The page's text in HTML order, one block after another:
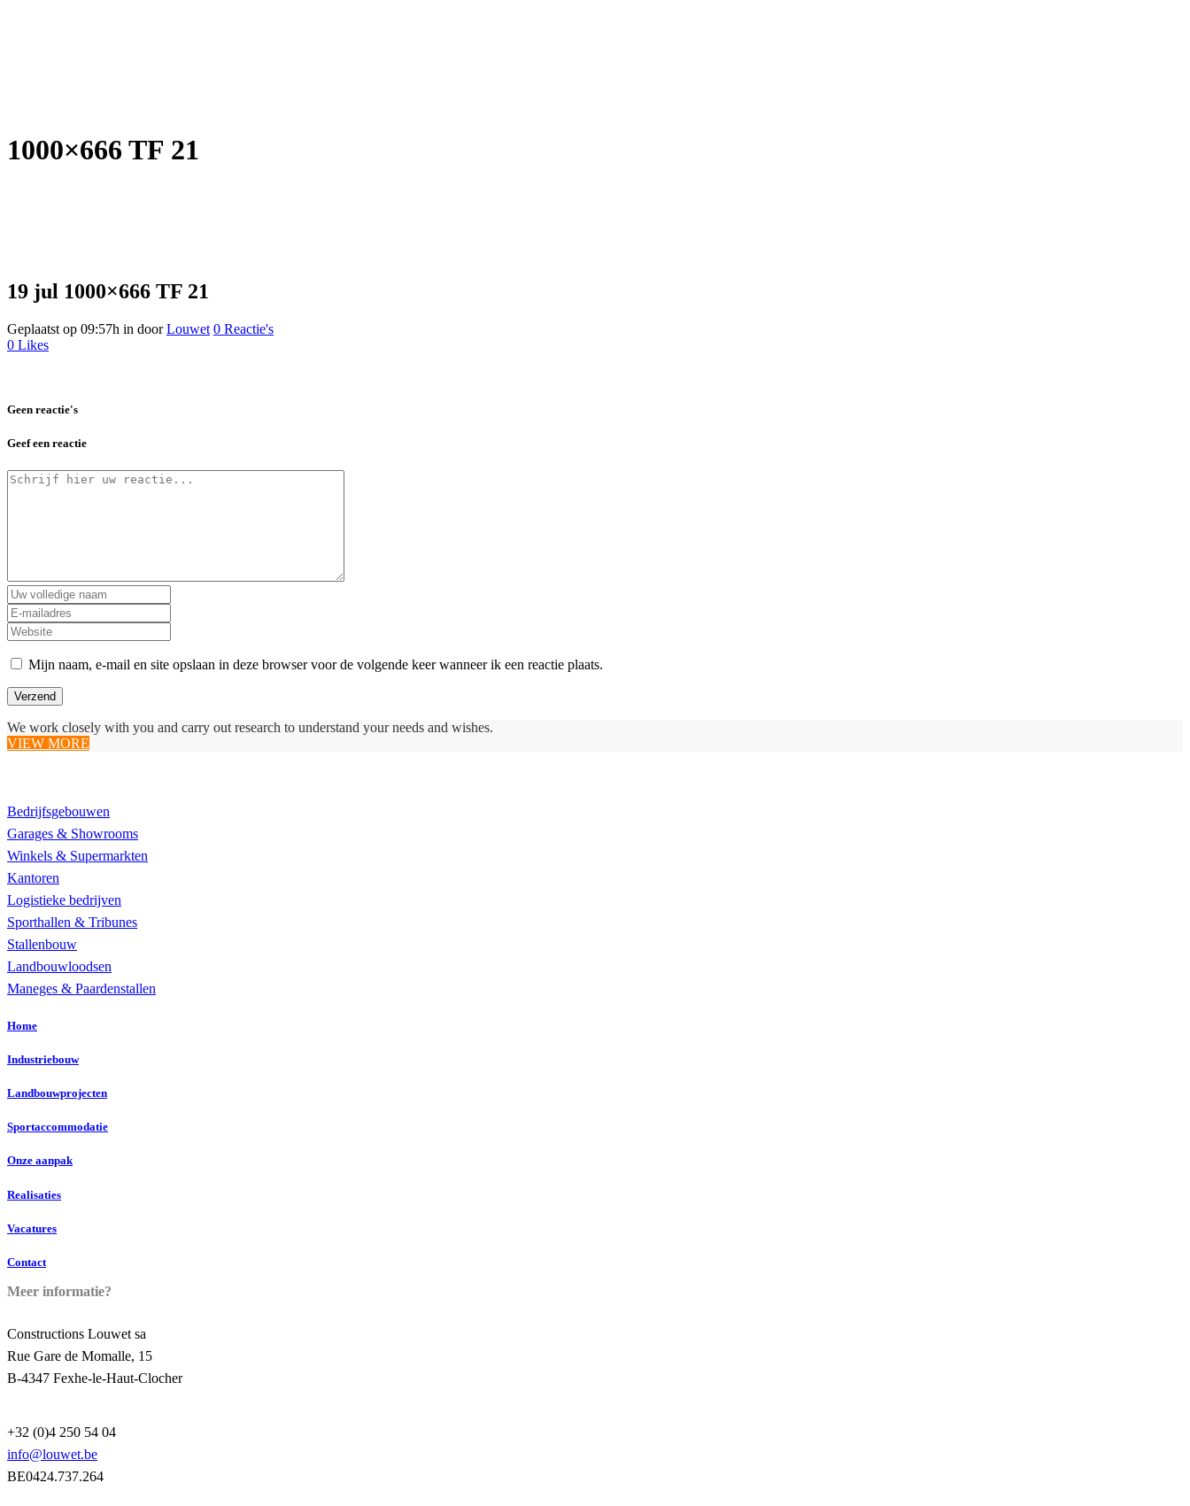
1000×666 TF 21
19 jul 1000×666 TF 21
Geplaatst op 09:57h in doorLouwet 0 Reactie's
0 Likes
Geen reactie's
Geef een reactie
Mijn naam, e-mail en site opslaan in deze browser voor de volgende keer wanneer ik een reactie plaats.
We work closely with you and carry out research to understand your needs and wishes.
VIEW MORE
Bedrijfsgebouwen
Garages & Showrooms
Winkels & Supermarkten
Kantoren
Logistieke bedrijven
Sporthallen & Tribunes
Stallenbouw
Landbouwloodsen
Maneges & Paardenstallen
Home
Industriebouw
Landbouwprojecten
Sportaccommodatie
Onze aanpak
Realisaties
Vacatures
Contact
Meer informatie?
Constructions Louwet sa
Rue Gare de Momalle, 15
B-4347 Fexhe-le-Haut-Clocher
+32 (0)4 250 54 04
info@louwet.be
BE0424.737.264